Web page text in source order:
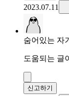
2023.07.11
숨어있는 자
도움되는 글
신고하기